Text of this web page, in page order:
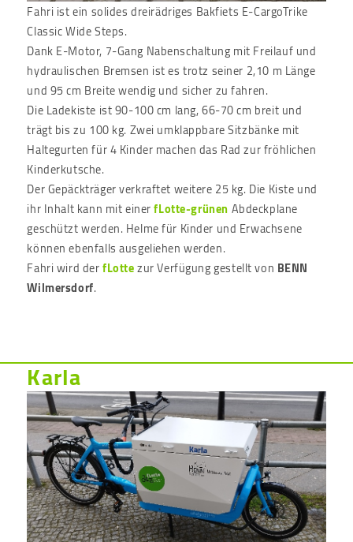
Fahri ist ein solides dreirädriges Bakfiets E-CargoTrike
Classic Wide Steps.
Dank E-Motor, 7-Gang Nabenschaltung mit Freilauf und
hydraulischen Bremsen ist es trotz seiner 2,10 m Länge
und 95 cm Breite wendig und sicher zu fahren.
Die Ladekiste ist 90-100 cm lang, 66-70 cm breit und
trägt bis zu 100 kg. Zwei umklappbare Sitzbänke mit
Haltegurten für 4 Kinder machen das Rad zur fröhlichen
Kinderkutsche.
Der Gepäckträger verkraftet weitere 25 kg. Die Kiste und
ihr Inhalt kann mit einerfLotte-grünenAbdeckplane
geschützt werden. Helme für Kinder und Erwachsene
können ebenfalls ausgeliehen werden.
Fahri wird derfLottezur Verfügung gestellt von BENN
Wilmersdorf.
Karla